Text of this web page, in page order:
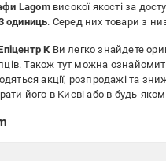
Lagomвисокої якості за
одиниць. Серед них товари з
КВи легко знайдете
Також тут можна
акції, розпродажі та
його в Києві або в будь-